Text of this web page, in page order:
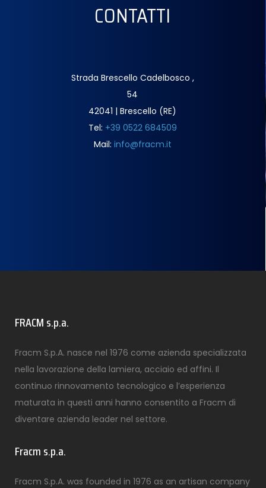
CONTATTI
Strada Brescello Cadelbosco ,
54
42041 | Brescello (RE)
Tel: +39 0522 684509
Mail: info@fracm.it
FRACM s.p.a.
Fracm S.p.A. nasce nel 1976 come azienda specializzata
nella lavorazione della lamiera, acciaio ed affini. Il
continuo rinnovamento tecnologico e l’esperienza
maturata in questi anni hanno consentito a Fracm di
diventare azienda leader nel settore.
Fracm s.p.a.
Fracm S.p.A. was founded in 1976 as an artisan company